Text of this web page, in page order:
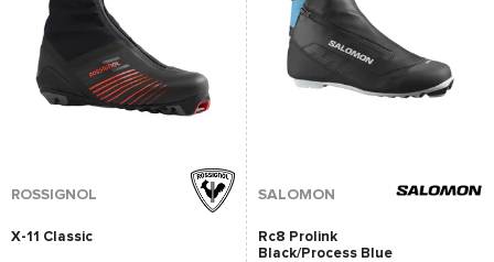
ROSSIGNOL
X-11 Classic
SALOMON
Rc8 Prolink
Black/Process Blue